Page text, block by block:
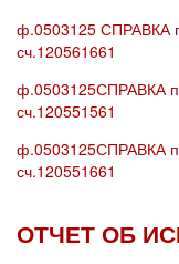
ф.0503125 СПРАВКА
сч.120561661
ф.0503125СПРАВКА
сч.120551561
ф.0503125СПРАВКА
сч.120551661
ОТЧЕТ ОБ